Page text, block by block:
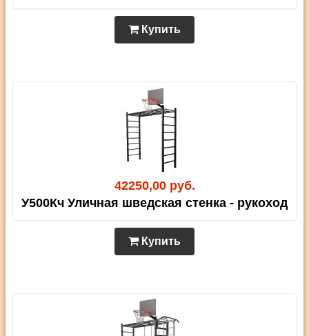
Купить
42250,00 руб.
У500Кч Уличная шведская стенка - рукоход
Купить